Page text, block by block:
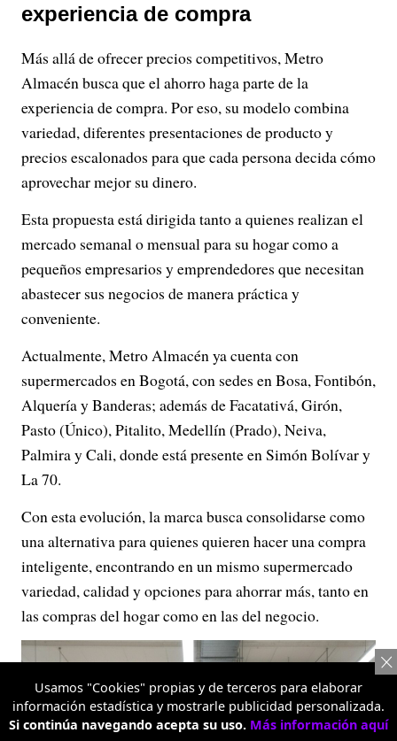
experiencia de compra
Más allá de ofrecer precios competitivos, Metro
Almacén busca que el ahorro haga parte de la
experiencia de compra. Por eso, su modelo combina
variedad, diferentes presentaciones de producto y
precios escalonados para que cada persona decida cómo
aprovechar mejor su dinero.
Esta propuesta está dirigida tanto a quienes realizan el
mercado semanal o mensual para su hogar como a
pequeños empresarios y emprendedores que necesitan
abastecer sus negocios de manera práctica y
conveniente.
Actualmente, Metro Almacén ya cuenta con
supermercados en Bogotá, con sedes en Bosa, Fontibón,
Alquería y Banderas; además de Facatativá, Girón,
Pasto (Único), Pitalito, Medellín (Prado), Neiva,
Palmira y Cali, donde está presente en Simón Bolívar y
La 70.
Con esta evolución, la marca busca consolidarse como
una alternativa para quienes quieren hacer una compra
inteligente, encontrando en un mismo supermercado
variedad, calidad y opciones para ahorrar más, tanto en
las compras del hogar como en las del negocio.
Usamos "Cookies" propias y de terceros para elaborar
información estadística y mostrarle publicidad personalizada.
Si continúa navegando acepta su uso. Más información aquí